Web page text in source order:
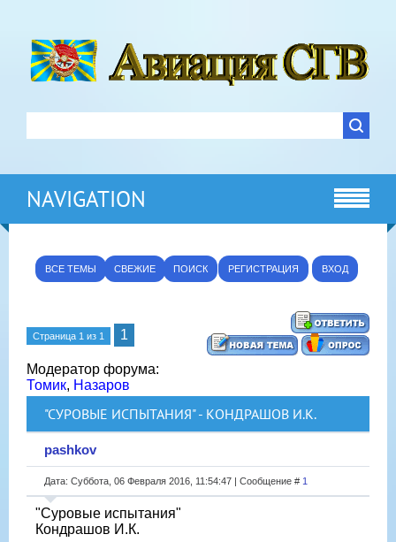
NAVIGATION
ВСЕ ТЕМЫ СВЕЖИЕ ПОИСК РЕГИСТРАЦИЯ ВХОД
Страница 1 из 1 1
Модератор форума:
Томик, Назаров
"СУРОВЫЕ ИСПЫТАНИЯ" - КОНДРАШОВ И.К.
pashkov
Дата: Суббота, 06 Февраля 2016, 11:54:47 | Сообщение # 1
"Суровые испытания"
Кондрашов И.К.